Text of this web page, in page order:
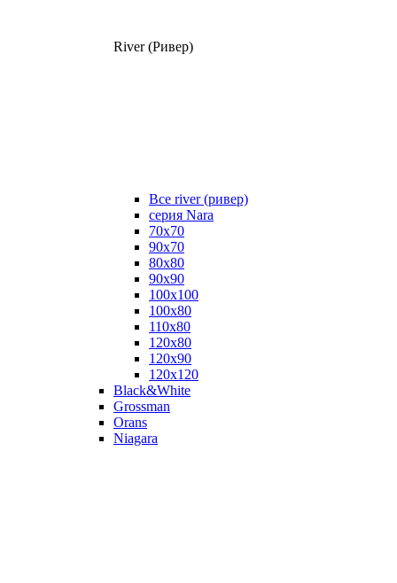
River (Ривер)
Все river (ривер)
серия Nara
70х70
90х70
80x80
90x90
100x100
100х80
110х80
120x80
120х90
120х120
Black&White
Grossman
Orans
Niagara